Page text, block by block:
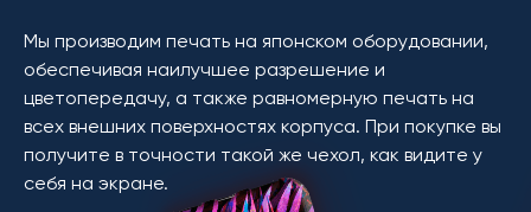
Мы производим печать на японском оборудовании,
обеспечивая наилучшее разрешение и
цветопередачу, а также равномерную печать на
всех внешних поверхностях корпуса. При покупке вы
получите в точности такой же чехол, как видите у
себя на экране.